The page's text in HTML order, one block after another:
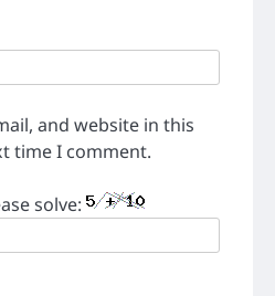
and website in this
time I comment.
solve: